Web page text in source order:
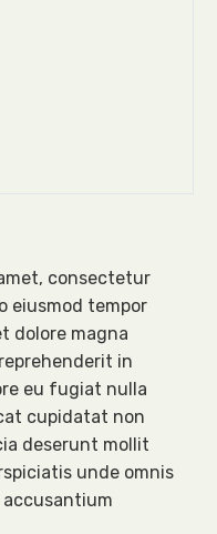
consectetur
eiusmod tempor
dolore magna
in
eu fugiat nulla
cupidatat non
deserunt mollit
unde omnis